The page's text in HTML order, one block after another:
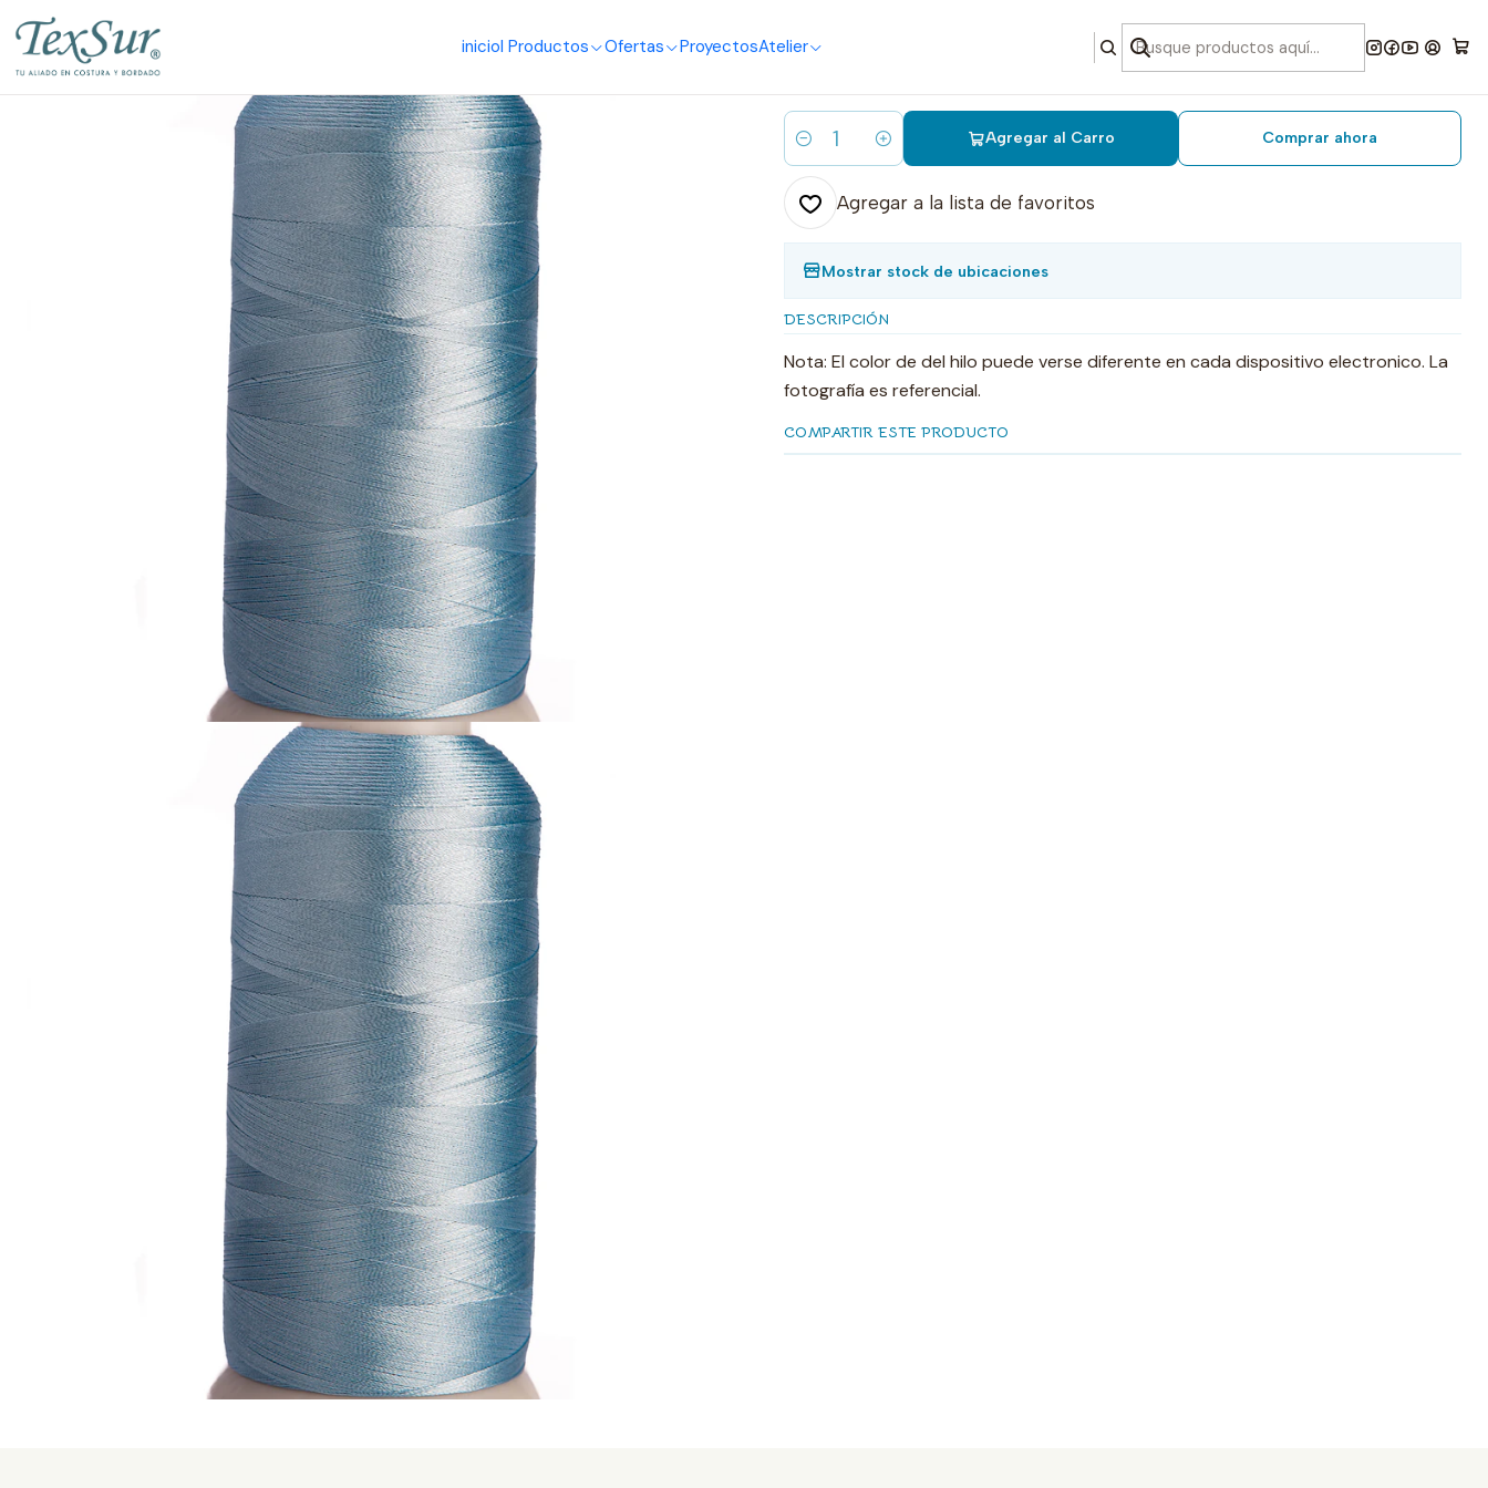
inicioI Productos Ofertas ProyectosAtelier
|
1700 hilo bordar celeste claro 4000 mts
Cantidad
Agregar al Carro Comprar ahora
Agregar a la lista de favoritos
Mostrar stock de ubicaciones
DESCRIPCIÓN
Nota: El color de del hilo puede verse diferente en cada dispositivo electronico. La
fotografía es referencial.
COMPARTIR ESTE PRODUCTO